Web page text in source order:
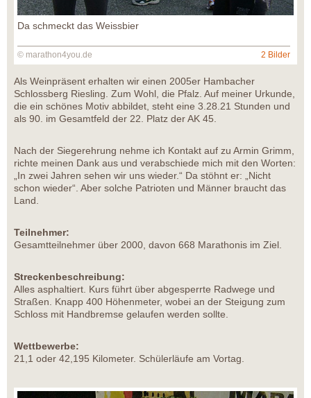
Da schmeckt das Weissbier
© marathon4you.de 2 Bilder
Als Weinpräsent erhalten wir einen 2005er Hambacher
Schlossberg Riesling. Zum Wohl, die Pfalz. Auf meiner Urkunde,
die ein schönes Motiv abbildet, steht eine 3.28.21 Stunden und
als 90. im Gesamtfeld der 22. Platz der AK 45.
Nach der Siegerehrung nehme ich Kontakt auf zu Armin Grimm,
richte meinen Dank aus und verabschiede mich mit den Worten:
„In zwei Jahren sehen wir uns wieder.“ Da stöhnt er: „Nicht
schon wieder“. Aber solche Patrioten und Männer braucht das
Land.
Teilnehmer:
Gesamtteilnehmer über 2000, davon 668 Marathonis im Ziel.
Streckenbeschreibung:
Alles asphaltiert. Kurs führt über abgesperrte Radwege und
Straßen. Knapp 400 Höhenmeter, wobei an der Steigung zum
Schloss mit Handbremse gelaufen werden sollte.
Wettbewerbe:
21,1 oder 42,195 Kilometer. Schülerläufe am Vortag.